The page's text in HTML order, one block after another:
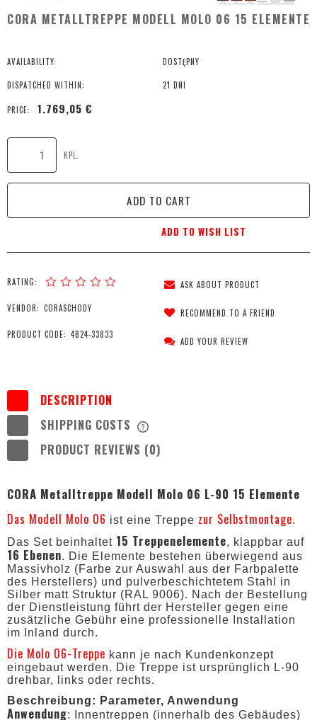
CORA METALLTREPPE MODELL MOLO 06 15 ELEMENTE
AVAILABILITY: DOSTĘPNY
DISPATCHED WITHIN: 21 DNI
PRICE: 1.769,05 €
KPL.
ADD TO CART
ADD TO WISH LIST
RATING:
VENDOR: CORASCHODY
PRODUCT CODE: 4B24-33833
ASK ABOUT PRODUCT
RECOMMEND TO A FRIEND
ADD YOUR REVIEW
DESCRIPTION
SHIPPING COSTS
POSSIBLE PAYMENT COSTS
PRODUCT REVIEWS (0)
CORA Metalltreppe Modell Molo 06 L-90 15 Elemente
Das Modell Molo 06 ist eine Treppe zur Selbstmontage.
Das Set beinhaltet 15 Treppenelemente, klappbar auf
16 Ebenen. Die Elemente bestehen überwiegend aus
Massivholz (Farbe zur Auswahl aus der Farbpalette
des Herstellers) und pulverbeschichtetem Stahl in
Silber matt Struktur (RAL 9006). Nach der Bestellung
der Dienstleistung führt der Hersteller gegen eine
zusätzliche Gebühr eine professionelle Installation
im Inland durch.
Die Molo 06-Treppe kann je nach Kundenkonzept
eingebaut werden. Die Treppe ist ursprünglich L-90
drehbar, links oder rechts.
Beschreibung: Parameter, Anwendung
Anwendung: Innentreppen (innerhalb des Gebäudes)